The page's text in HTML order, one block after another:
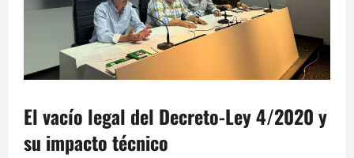
El vacío legal del Decreto-Ley 4/2020 y
su impacto técnico